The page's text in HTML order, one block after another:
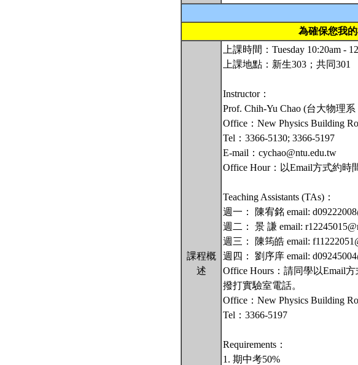
為確保您我
課程概
述
上課時間：Tuesday 10:20am -
上課地點：新生303；共同301
Instructor：
Prof. Chih-Yu Chao (台大物理
Office：New Physics Building
Tel：3366-5130; 3366-5197
E-mail：cychao@ntu.edu.tw
Office Hour：以Email方式約時
Teaching Assistants (TAs)：
週一： 陳宥銘 email:
週二： 景 謙 email:
週三： 陳筠皓 email:
週四： 劉序庠 email:
Office Hours：請同學以Email
撥打實驗室電話。
Office：New Physics Building
Tel：3366-5197
Requirements：
1. 期中考50%